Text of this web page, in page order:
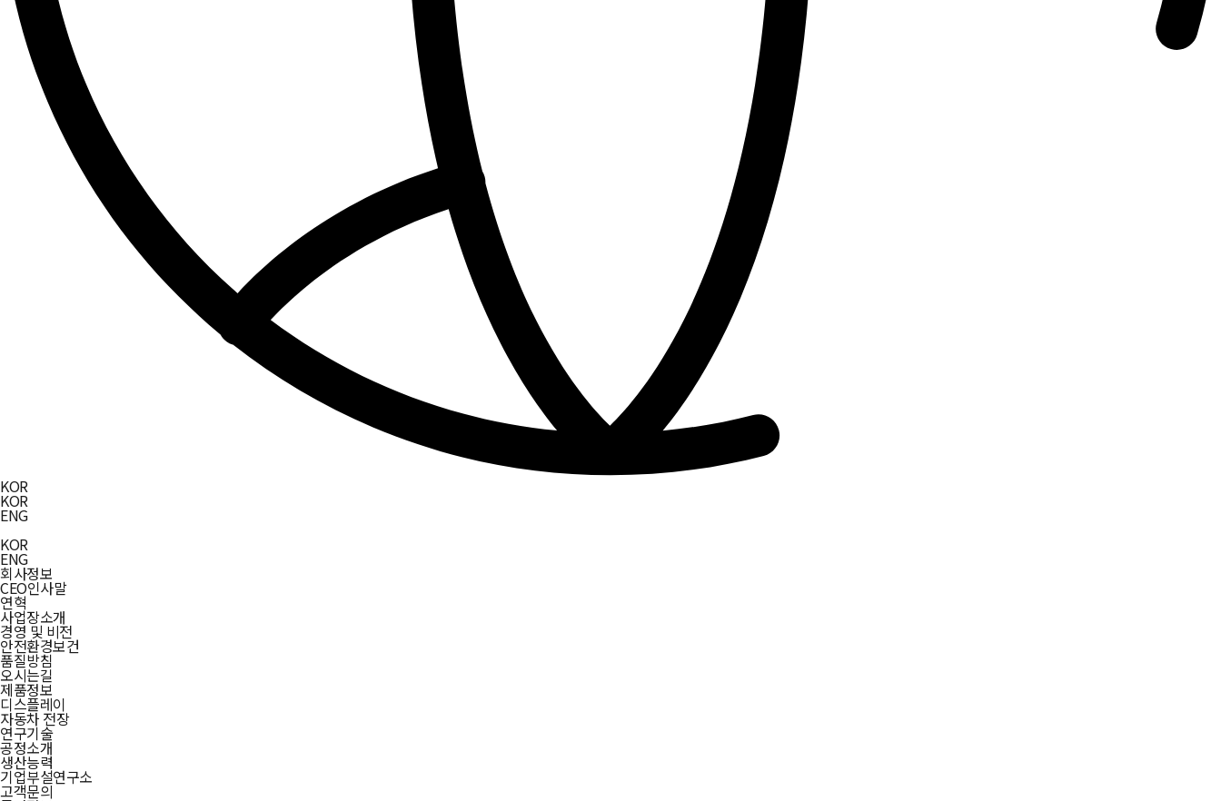
KOR
KOR
ENG
KOR
ENG
회사정보
CEO인사말
연혁
사업장소개
경영 및 비전
안전환경보건
품질방침
오시는길
제품정보
디스플레이
자동차 전장
연구기술
공정소개
생산능력
기업부설연구소
고객문의